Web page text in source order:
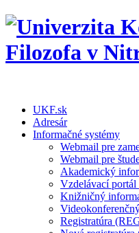
UKF.sk
Adresár
Informačné systémy
Webmail pre
Webmail pre
Akademický
Vzdelávací
Knižničný
Registratúra